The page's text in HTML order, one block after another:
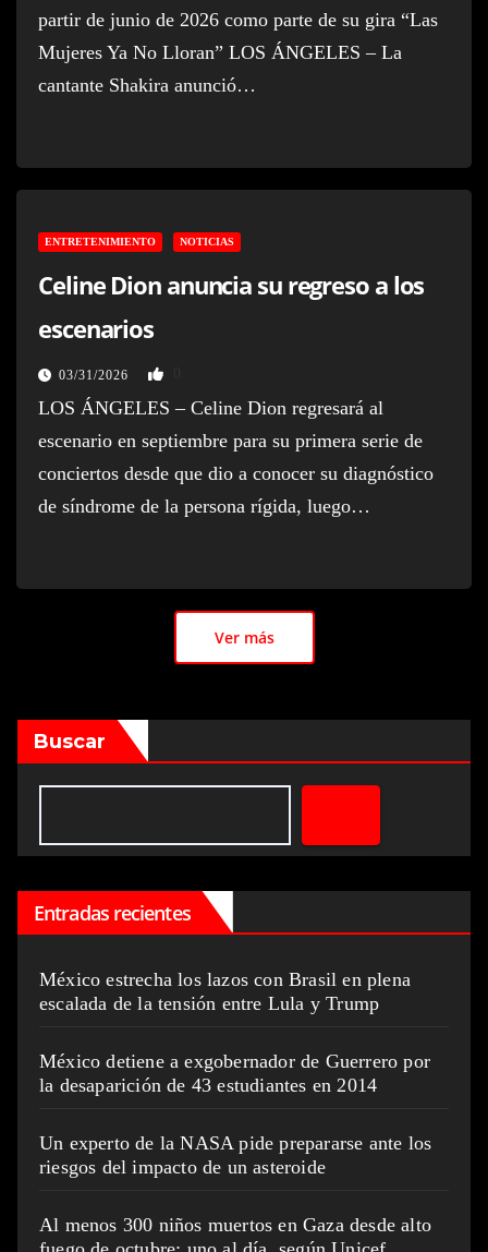
partir de junio de 2026 como parte de su gira “Las
Mujeres Ya No Lloran” LOS ÁNGELES – La
cantante Shakira anunció…
ENTRETENIMIENTO NOTICIAS
Celine Dion anuncia su regreso a los
escenarios
03/31/2026
LOS ÁNGELES – Celine Dion regresará al
escenario en septiembre para su primera serie de
conciertos desde que dio a conocer su diagnóstico
de síndrome de la persona rígida, luego…
Ver más
Buscar
Entradas recientes
México estrecha los lazos con Brasil en plena
escalada de la tensión entre Lula y Trump
México detiene a exgobernador de Guerrero por
la desaparición de 43 estudiantes en 2014
Un experto de la NASA pide prepararse ante los
riesgos del impacto de un asteroide
Al menos 300 niños muertos en Gaza desde alto